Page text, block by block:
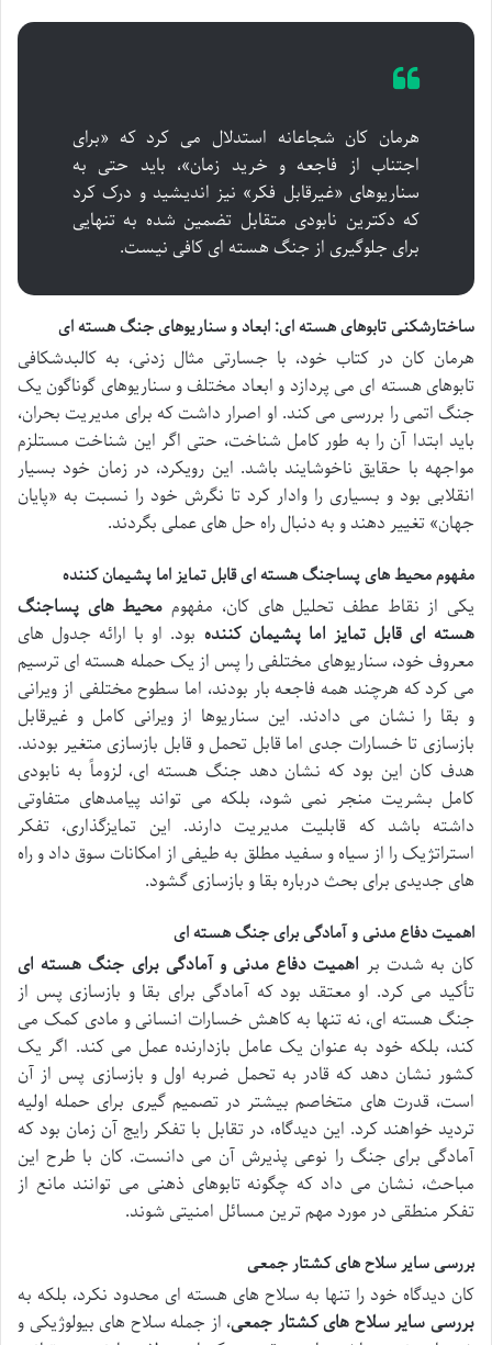
هرمان کان شجاعانه استدلال می کرد که «برای
اجتناب از فاجعه و خرید زمان»، باید حتی به
سناریوهای «غیرقابل فکر» نیز اندیشید و درک کرد
که دکترین نابودی متقابل تضمین شده به تنهایی
برای جلوگیری از جنگ هسته ای کافی نیست.
ساختارشکنی تابوهای هسته ای: ابعاد و سناریوهای جنگ هسته ای
هرمان کان در کتاب خود، با جسارتی مثال زدنی، به کالبدشکافی
تابوهای هسته ای می پردازد و ابعاد مختلف و سناریوهای گوناگون یک
جنگ اتمی را بررسی می کند. او اصرار داشت که برای مدیریت بحران،
باید ابتدا آن را به طور کامل شناخت، حتی اگر این شناخت مستلزم
مواجهه با حقایق ناخوشایند باشد. این رویکرد، در زمان خود بسیار
انقلابی بود و بسیاری را وادار کرد تا نگرش خود را نسبت به «پایان
جهان» تغییر دهند و به دنبال راه حل های عملی بگردند.
مفهوم محیط های پساجنگ هسته ای قابل تمایز اما پشیمان کننده
یکی از نقاط عطف تحلیل های کان، مفهوم محیط های پساجنگ
هسته ای قابل تمایز اما پشیمان کننده بود. او با ارائه جدول های
معروف خود، سناریوهای مختلفی را پس از یک حمله هسته ای ترسیم
می کرد که هرچند همه فاجعه بار بودند، اما سطوح مختلفی از ویرانی
و بقا را نشان می دادند. این سناریوها از ویرانی کامل و غیرقابل
بازسازی تا خسارات جدی اما قابل تحمل و قابل بازسازی متغیر بودند.
هدف کان این بود که نشان دهد جنگ هسته ای، لزوماً به نابودی
کامل بشریت منجر نمی شود، بلکه می تواند پیامدهای متفاوتی
داشته باشد که قابلیت مدیریت دارند. این تمایزگذاری، تفکر
استراتژیک را از سیاه و سفید مطلق به طیفی از امکانات سوق داد و راه
های جدیدی برای بحث درباره بقا و بازسازی گشود.
اهمیت دفاع مدنی و آمادگی برای جنگ هسته ای
کان به شدت بر اهمیت دفاع مدنی و آمادگی برای جنگ هسته ای
تأکید می کرد. او معتقد بود که آمادگی برای بقا و بازسازی پس از
جنگ هسته ای، نه تنها به کاهش خسارات انسانی و مادی کمک می
کند، بلکه خود به عنوان یک عامل بازدارنده عمل می کند. اگر یک
کشور نشان دهد که قادر به تحمل ضربه اول و بازسازی پس از آن
است، قدرت های متخاصم بیشتر در تصمیم گیری برای حمله اولیه
تردید خواهند کرد. این دیدگاه، در تقابل با تفکر رایج آن زمان بود که
آمادگی برای جنگ را نوعی پذیرش آن می دانست. کان با طرح این
مباحث، نشان می داد که چگونه تابوهای ذهنی می توانند مانع از
تفکر منطقی در مورد مهم ترین مسائل امنیتی شوند.
بررسی سایر سلاح های کشتار جمعی
کان دیدگاه خود را تنها به سلاح های هسته ای محدود نکرد، بلکه به
بررسی سایر سلاح های کشتار جمعی، از جمله سلاح های بیولوژیکی و